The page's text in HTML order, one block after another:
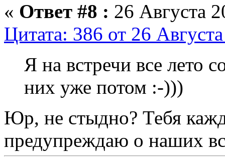
« Ответ #8 : 26 Августа
Цитата: 386 от 26
Я на встречи все лето
них уже потом :-)))
Юр, не стыдно? Тебя
предупреждаю о наших